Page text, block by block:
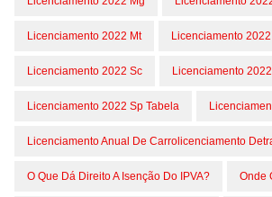
Licenciamento 2022 Mt Licenciamento
Licenciamento 2022 Sc Licenciamento
Licenciamento 2022 Sp Tabela
Licenciamento Anual De Carrolicenciamento
O Que Dá Direito A Isenção Do IPVA? Onde